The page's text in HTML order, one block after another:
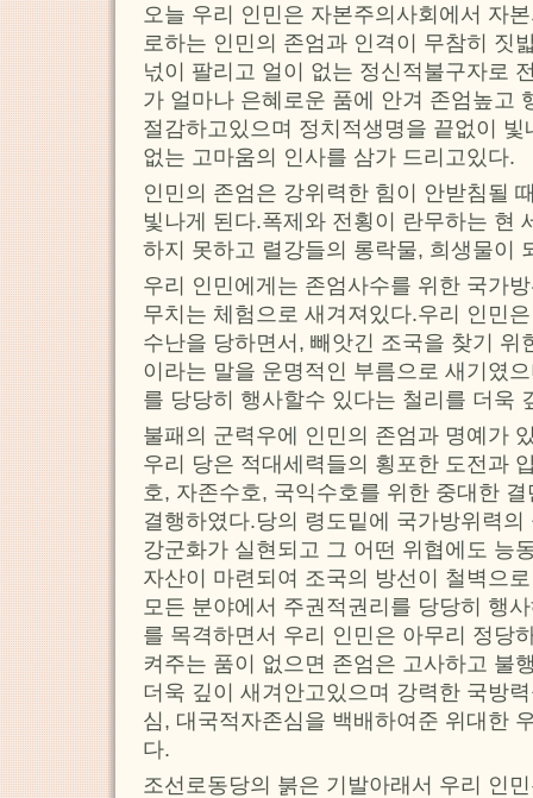
오늘 우리 인민은 자본주의사회에서 자
로하는 인민의 존엄과 인격이 무참히 짓
넋이 팔리고 얼이 없는 정신적불구자로
가 얼마나 은혜로운 품에 안겨 존엄높고
절감하고있으며 정치적생명을 끝없이
없는 고마움의 인사를 삼가 드리고있다.
인민의 존엄은 강위력한 힘이 안받침될
빛나게 된다.폭제와 전횡이 란무하는 현
하지 못하고 렬강들의 롱락물, 희생물이
우리 인민에게는 존엄사수를 위한 국가
무치는 체험으로 새겨져있다.우리 인민
수난을 당하면서, 빼앗긴 조국을 찾기 위
이라는 말을 운명적인 부름으로 새기였
를 당당히 행사할수 있다는 철리를 더욱
불패의 군력우에 인민의 존엄과 명예가
우리 당은 적대세력들의 횡포한 도전과
호, 자존수호, 국익수호를 위한 중대한
결행하였다.당의 령도밑에 국가방위력
강군화가 실현되고 그 어떤 위협에도 능
자산이 마련되여 조국의 방선이 철벽으
모든 분야에서 주권적권리를 당당히 행
를 목격하면서 우리 인민은 아무리 정당
켜주는 품이 없으면 존엄은 고사하고 불
더욱 깊이 새겨안고있으며 강력한 국방
심, 대국적자존심을 백배하여준 위대한
다.
조선로동당의 붉은 기발아래서 우리 인